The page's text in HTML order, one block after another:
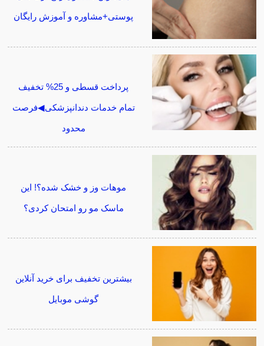
پوستی+مشاوره و آموزش رایگان
پرداخت قسطی و 25% تخفیف
تمام خدمات دندانپزشکی◀فرصت
محدود
موهات وز و خشک شده؟! این
ماسک مو رو امتحان کردی؟
بیشترین تخفیف برای خرید آنلاین
گوشی موبایل